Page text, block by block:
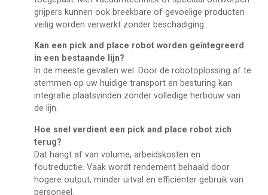
grijpers kunnen ook breekbare of gevoelige producten
veilig worden verwerkt zonder beschadiging.
Kan een pick and place robot worden geïntegreerd
in een bestaande lijn?
In de meeste gevallen wel. Door de robotoplossing af te
stemmen op uw huidige transport en besturing kan
integratie plaatsvinden zonder volledige herbouw van
de lijn.
Hoe snel verdient een pick and place robot zich
terug?
Dat hangt af van volume, arbeidskosten en
foutreductie. Vaak wordt rendement behaald door
hogere output, minder uitval en efficiënter gebruik van
personeel.